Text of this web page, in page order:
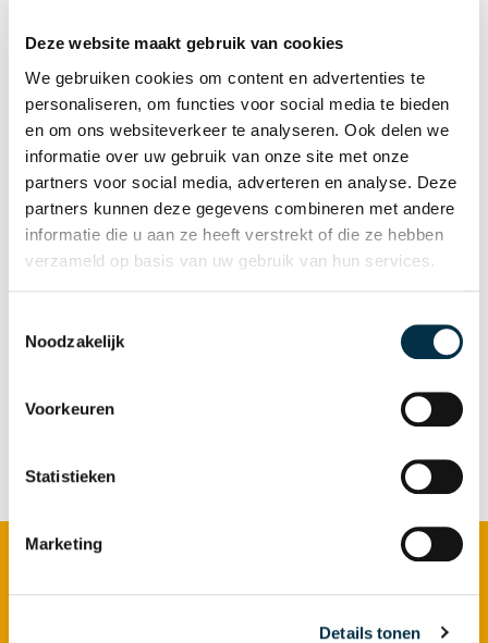
Deze website maakt gebruik van cookies
We gebruiken cookies om content en advertenties te
personaliseren, om functies voor social media te bieden
en om ons websiteverkeer te analyseren. Ook delen we
informatie over uw gebruik van onze site met onze
partners voor social media, adverteren en analyse. Deze
partners kunnen deze gegevens combineren met andere
informatie die u aan ze heeft verstrekt of die ze hebben
verzameld op basis van uw gebruik van hun services.
Noodzakelijk
Voorkeuren
Statistieken
Marketing
Details tonen
ziekteverloop vol hindernissen is een
continue proces.
Contactpersoon:Annemiek Helmers,
onderzoekscoördinator Atlant,
a.helmers@atlant.nl
Samenwerking extern:
Atlant werkte in
Footer